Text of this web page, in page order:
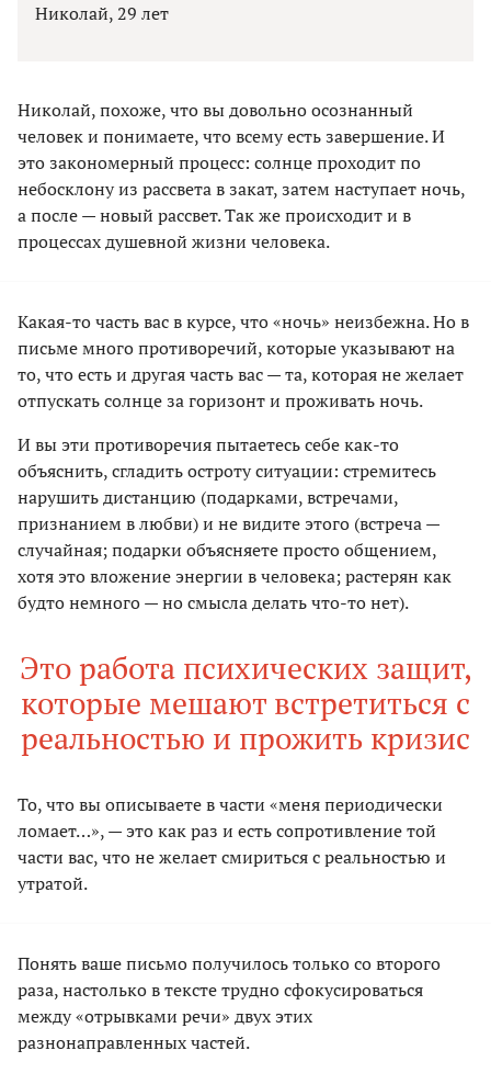
Николай, 29 лет
Николай, похоже, что вы довольно осознанный
человек и понимаете, что всему есть завершение. И
это закономерный процесс: солнце проходит по
небосклону из рассвета в закат, затем наступает ночь,
а после — новый рассвет. Так же происходит и в
процессах душевной жизни человека.
Какая-то часть вас в курсе, что «ночь» неизбежна. Но в
письме много противоречий, которые указывают на
то, что есть и другая часть вас — та, которая не желает
отпускать солнце за горизонт и проживать ночь.
И вы эти противоречия пытаетесь себе как-то
объяснить, сгладить остроту ситуации: стремитесь
нарушить дистанцию (подарками, встречами,
признанием в любви) и не видите этого (встреча —
случайная; подарки объясняете просто общением,
хотя это вложение энергии в человека; растерян как
будто немного — но смысла делать что-то нет).
Это работа психических защит,
которые мешают встретиться с
реальностью и прожить кризис
То, что вы описываете в части «меня периодически
ломает…», — это как раз и есть сопротивление той
части вас, что не желает смириться с реальностью и
утратой.
Понять ваше письмо получилось только со второго
раза, настолько в тексте трудно сфокусироваться
между «отрывками речи» двух этих
разнонаправленных частей.